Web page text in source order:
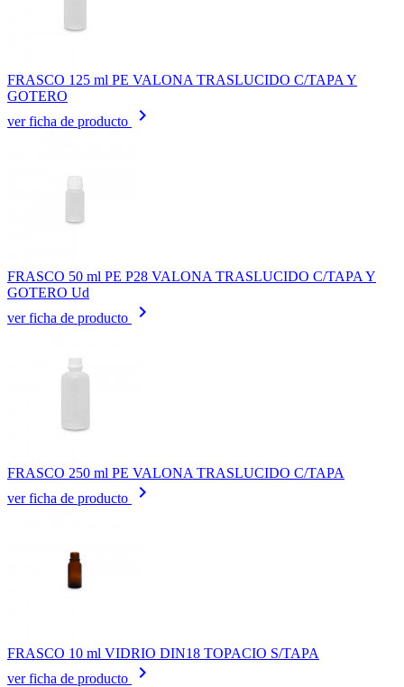
FRASCO 125 ml PE VALONA TRASLUCIDO C/TAPA Y
GOTERO
ver ficha de producto
keyboard_arrow_right
FRASCO 50 ml PE P28 VALONA TRASLUCIDO C/TAPA Y
GOTERO Ud
ver ficha de producto
keyboard_arrow_right
FRASCO 250 ml PE VALONA TRASLUCIDO C/TAPA
ver ficha de producto
keyboard_arrow_right
FRASCO 10 ml VIDRIO DIN18 TOPACIO S/TAPA
ver ficha de producto
keyboard_arrow_right